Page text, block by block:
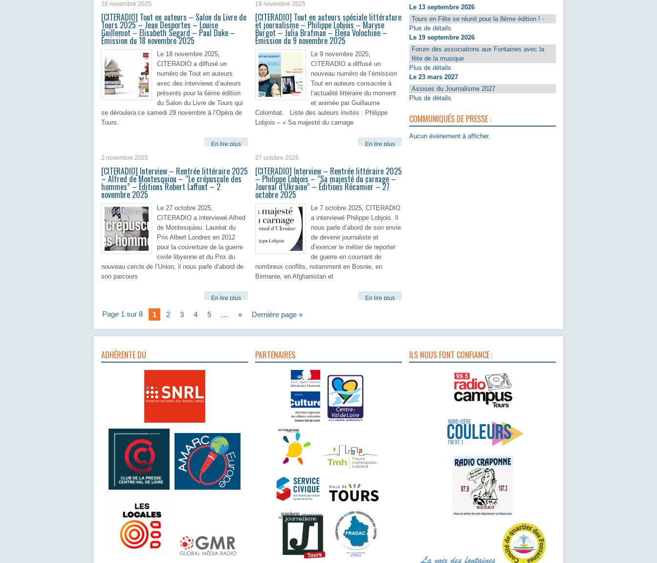
28 novembre 2025
[CITERADIO] Tout en auteurs – Salon du Livre de
Tours 2025 – Jean Desportes – Louise
Guillemot – Elisabeth Segard – Paul Duke –
Émission du 18 novembre 2025
Le 18 novembre 2025,
CITERADIO a diffusé un
numéro de Tout en auteurs
avec des interviews d’auteurs
présents pour la 6ème édition
du Salon du Livre de Tours qui
se déroulera ce samedi 29 novembre à l’Opéra de
Tours.
En lire plus
18 novembre 2025
[CITERADIO] Tout en auteurs spéciale littérature
et journalisme – Philippe Lobjois – Maryse
Burgot – Julia Brafman – Elena Volochine –
Émission du 9 novembre 2025
Le 9 novembre 2025,
CITERADIO a diffusé un
nouveau numéro de l’émission
Tout en auteurs consacrée à
l’actualité littéraire du moment
et animée par Guillaume
Colombat. Liste des auteurs invités : Philippe
Lobjois – « Sa majesté du carnage
En lire plus
2 novembre 2025
[CITERADIO] Interview – Rentrée littéraire 2025
– Alfred de Montesquiou – “Le crépuscule des
hommes” – Éditions Robert Laffont – 2
novembre 2025
Le 27 octobre 2025,
CITERADIO a interviewé Alfred
de Montesquiou. Lauréat du
Prix Albert Londres en 2012
pour la couverture de la guerre
civile libyenne et du Prix du
nouveau cercle de l’Union, il nous parle d’abord de
son parcours
En lire plus
27 octobre 2025
[CITERADIO] Interview – Rentrée littéraire 2025
– Philippe Lobjois – “Sa majesté du carnage –
Journal d’Ukraine” – Éditions Récamier – 27
octobre 2025
Le 7 octobre 2025, CITERADIO
a interviewé Philippe Lobjois. Il
nous parle d’abord de son envie
de devenir journaliste et
d’exercer le métier de reporter
de guerre en couvrant de
nombreux conflits, notamment en Bosnie, en
Birmanie, en Afghanistan et
En lire plus
Page 1 sur 8 1 2 3 4 5 … » Dernière page »
Le 13 septembre 2026
Tours en Fête se réunit pour la 8ème édition ! -
Plus de détails
Le 19 septembre 2026
Forum des associations aux Fontaines avec la
fête de la musique
Plus de détails
Le 23 mars 2027
Assises du Journalisme 2027
Plus de détails
COMMUNIQUÉS DE PRESSE :
Aucun évènement à afficher.
ADHÉRENTE DU PARTENAIRES ILS NOUS FONT CONFIANCE :